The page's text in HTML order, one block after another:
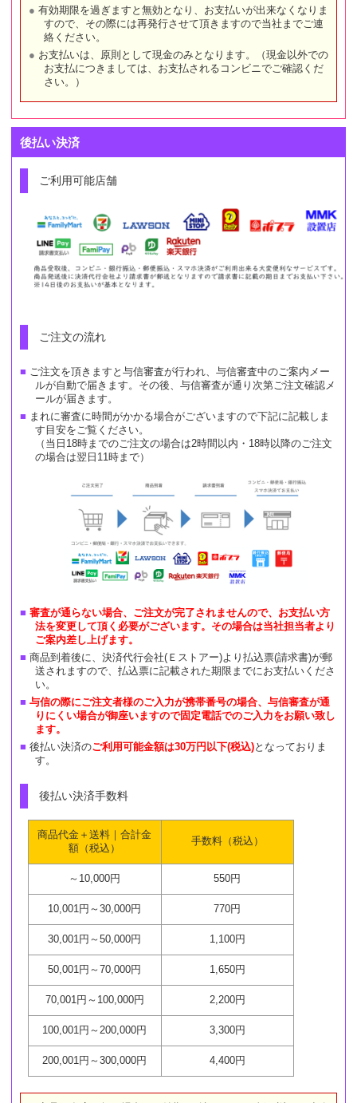
有効期限を過ぎますと無効となり、お支払いが出来なくなりま
すので、その際には再発行させて頂きますので当社までご連
絡ください。
お支払いは、原則として現金のみとなります。（現金以外での
お支払につきましては、お支払されるコンビニでご確認くだ
さい。）
後払い決済
ご利用可能店舗
ご注文の流れ
ご注文を頂きますと与信審査が行われ、与信審査中のご案内メー
ルが自動で届きます。その後、与信審査が通り次第ご注文確認メ
ールが届きます。
まれに審査に時間がかかる場合がございますので下記に記載しま
す目安をご覧ください。
（当日18時までのご注文の場合は2時間以内・18時以降のご注文
の場合は翌日11時まで）
審査が通らない場合、ご注文が完了されませんので、お支払い方
法を変更して頂く必要がございます。その場合は当社担当者より
ご案内差し上げます。
商品到着後に、決済代行会社(Ｅストアー)より払込票(請求書)が郵
送されますので、払込票に記載された期限までにお支払いくださ
い。
与信の際にご注文者様のご入力が携帯番号の場合、与信審査が通
りにくい場合が御座いますので固定電話でのご入力をお願い致し
ます。
後払い決済のご利用可能金額は30万円以下(税込)となっておりま
す。
後払い決済手数料
商品代金＋送料｜合計金
額（税込）
手数料（税込）
～10,000円 550円
10,001円～30,000円 770円
30,001円～50,000円 1,100円
50,001円～70,000円 1,650円
70,001円～100,000円 2,200円
100,001円～200,000円 3,300円
200,001円～300,000円 4,400円